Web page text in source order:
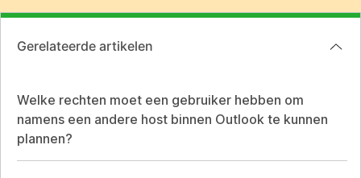
Gerelateerde artikelen
Welke rechten moet een gebruiker hebben om
namens een andere host binnen Outlook te kunnen
plannen?